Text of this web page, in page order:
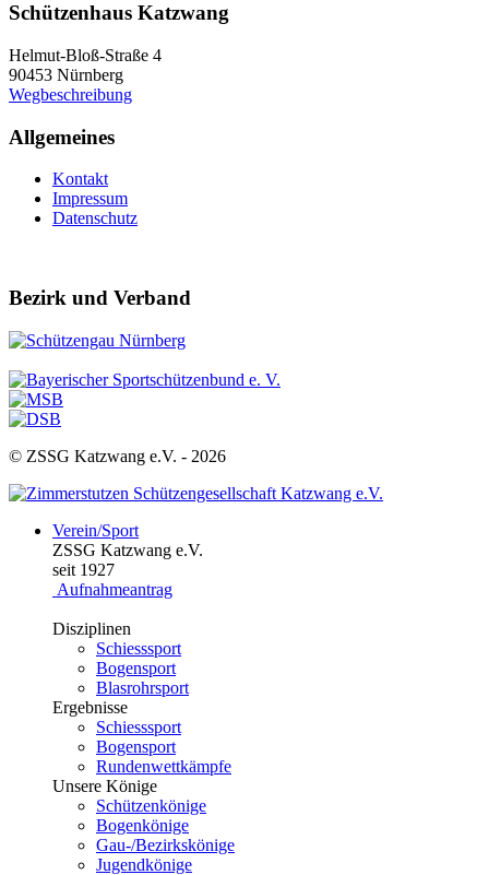
Schützenhaus Katzwang
Helmut-Bloß-Straße 4
90453 Nürnberg
Wegbeschreibung
Allgemeines
Kontakt
Impressum
Datenschutz
Bezirk und Verband
© ZSSG Katzwang e.V. - 2026
Verein/Sport
ZSSG Katzwang e.V.
seit 1927
Aufnahmeantrag
Disziplinen
Schiesssport
Bogensport
Blasrohrsport
Ergebnisse
Schiesssport
Bogensport
Rundenwettkämpfe
Unsere Könige
Schützenkönige
Bogenkönige
Gau-/Bezirkskönige
Jugendkönige